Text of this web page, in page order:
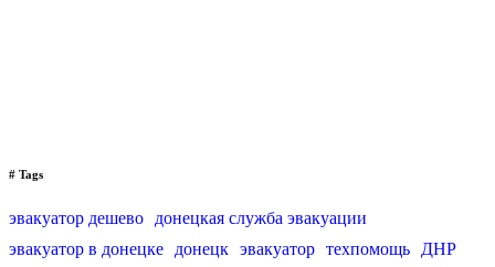
# Tags
эвакуатор дешево
донецкая служба эвакуации
эвакуатор в донецке
донецк эвакуатор техпомощь ДНР